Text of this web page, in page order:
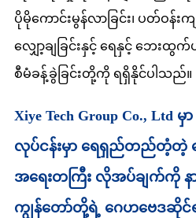
ပိုမိုကောင်းမွန်လာခြင်း၊ ပတ်ဝန်
လျှော့ချခြင်းနှင့် ရေနှင့် ဘေးထွက်
စီမံခန့်ခွဲခြင်းတို့ကို ရရှိနိုင်ပါသည်။
Xiye Tech Group Co., Ltd
လုပ်ငန်းမှာ ရေရှည်တည်တံ့တဲ့
အရေးတကြီး လိုအပ်ချက်ကို
ကျွန်တော်တို့ရဲ့ ဂေဟဗေဒဆိုင်ရ